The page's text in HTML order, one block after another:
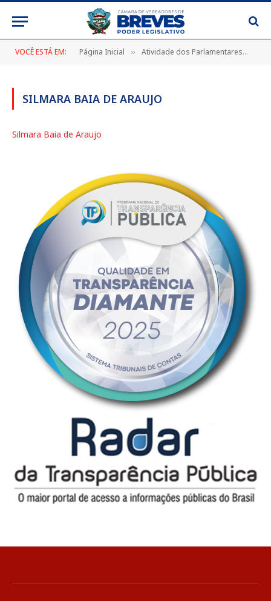
VOCÊ ESTÁ EM: Página Inicial » Atividade dos Parlamentares
SILMARA BAIA DE ARAUJO
Silmara Baia de Araujo